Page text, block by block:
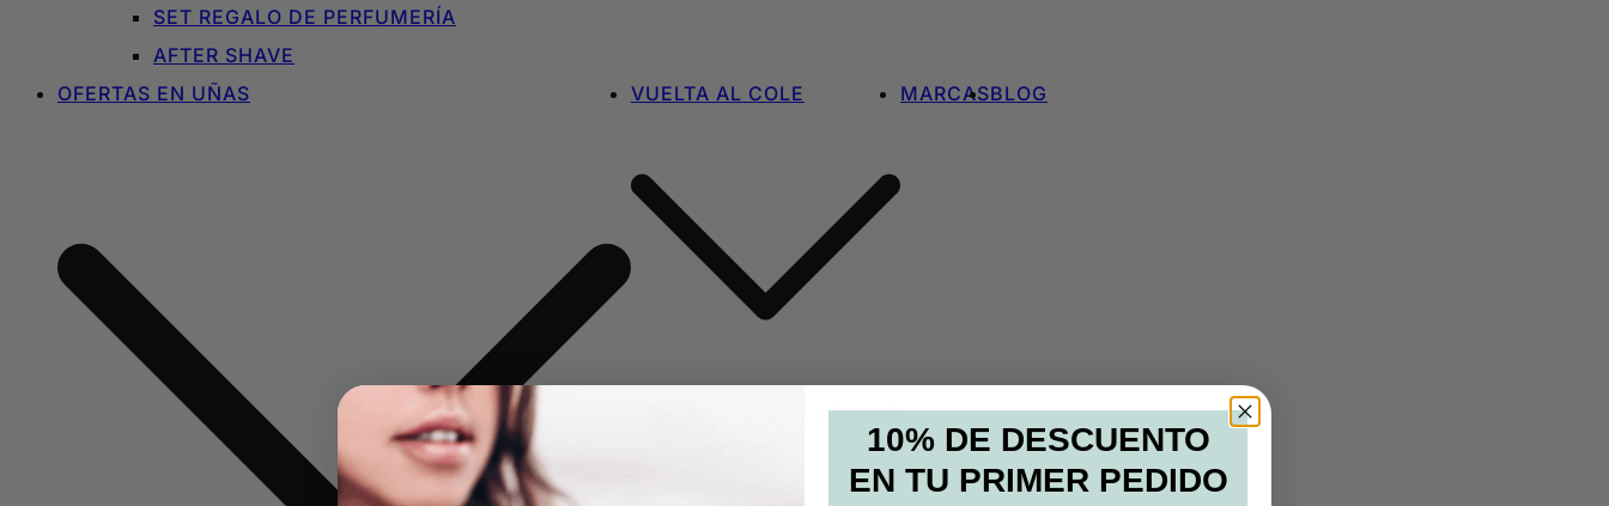
SET REGALO DE PERFUMERÍA
AFTER SHAVE
OFERTAS EN UÑAS VUELTA AL COLE
MOCHILAS Y BOLSOS
MARCASBLOG
10% DE DESCUENTO
EN TU PRIMER PEDIDO